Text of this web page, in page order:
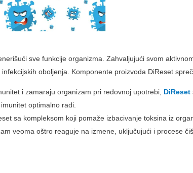
sve funkcije organizma. Zahvaljujući svom
oboljenja. Komponente proizvoda DiReset
i zamaraju organizam pri redovnoj upotrebi, DiReset
optimalno radi.
sa kompleksom koji pomaže izbacivanje toksina iz
veoma oštro reaguje na izmene, uključujući i procese